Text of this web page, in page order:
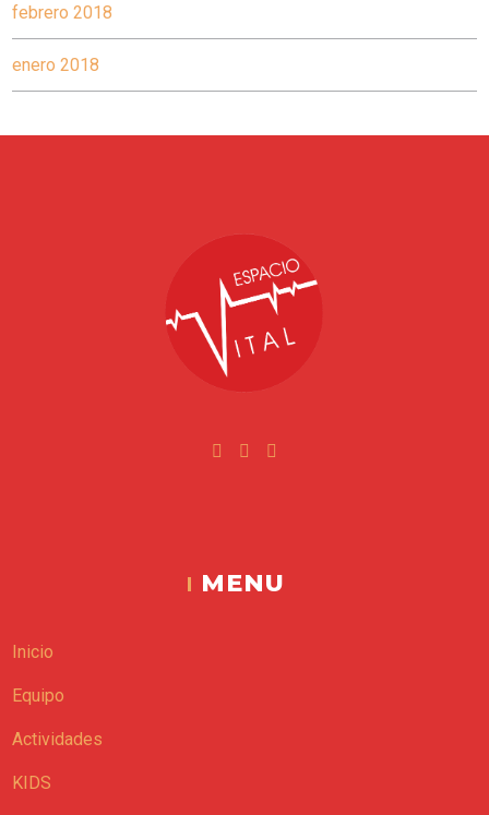
febrero 2018
enero 2018
FacebookInstagram
MENU
Inicio
Equipo
Actividades
KIDS